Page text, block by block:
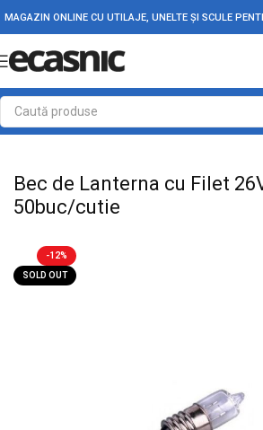
MAGAZIN ONLINE CU UTILAJE, UNELTE ȘI SCULE
Prima pagină Iluminat Led Becuri
Bec de Lanterna cu Filet
50buc/cutie
-12%
SOLD OUT